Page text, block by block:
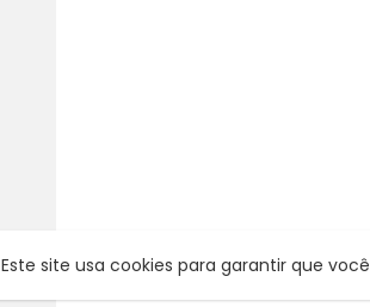
Este site usa cookies para garantir que